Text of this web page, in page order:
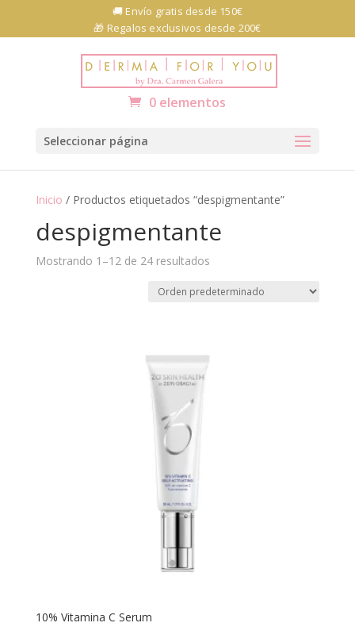
Abrir barra de herramientas
🚚 Envío gratis desde 150€
🎁 Regalos exclusivos desde 200€
0 elementos
Seleccionar página
Inicio / Productos etiquetados “despigmentante”
despigmentante
Mostrando 1–12 de 24 resultados
10% Vitamina C Serum